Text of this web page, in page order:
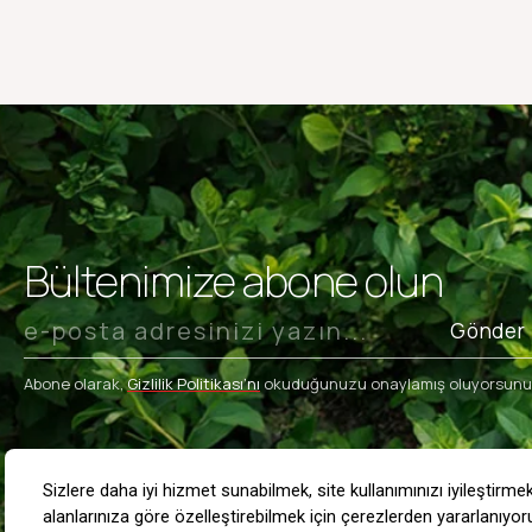
Bültenimize abone olun
Gönder
Abone olarak,Gizlilik Politikası’nı okuduğunuzu onaylamış
INSTAGRAM FACEBOOKYOUTUBE